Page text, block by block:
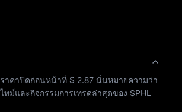
ราคาปิดก่อนหน้าที่ $ 2.87 นั่นหมายความว่า
ม์และกิจกรรมการเทรดล่าสุดของ SPHL